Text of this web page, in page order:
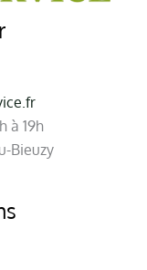
à 19h
Bieuzy